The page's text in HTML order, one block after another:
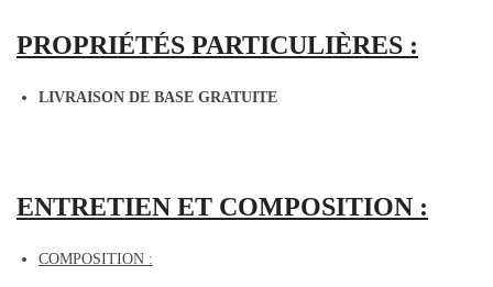
PROPRIÉTÉS PARTICULIÈRES :
LIVRAISON DE BASE GRATUITE
ENTRETIEN ET COMPOSITION :
COMPOSITION :